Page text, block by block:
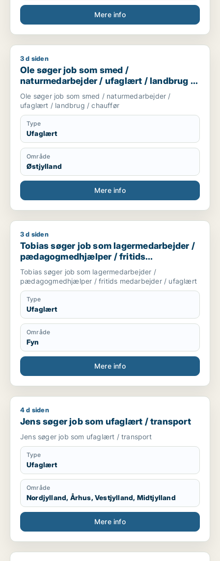
Mere info
Ole søger job som smed / naturmedarbejder / ufaglært /
3 d siden
Ole søger job som smed /
naturmedarbejder / ufaglært / landbrug /
chauffør
Ole søger job som smed / naturmedarbejder /
ufaglært / landbrug / chauffør
Type
Ufaglært
Område
Østjylland
Mere info
Tobias søger job som lagermedarbejder /
3 d siden
Tobias søger job som lagermedarbejder /
pædagogmedhjælper / fritids
medarbejder / ufaglært
Tobias søger job som lagermedarbejder /
pædagogmedhjælper / fritids medarbejder / ufaglært
Type
Ufaglært
Område
Fyn
Mere info
Jens søger job som ufaglært / transport
4 d siden
Jens søger job som ufaglært / transport
Jens søger job som ufaglært / transport
Type
Ufaglært
Område
Nordjylland, Århus, Vestjylland, Midtjylland
Mere info